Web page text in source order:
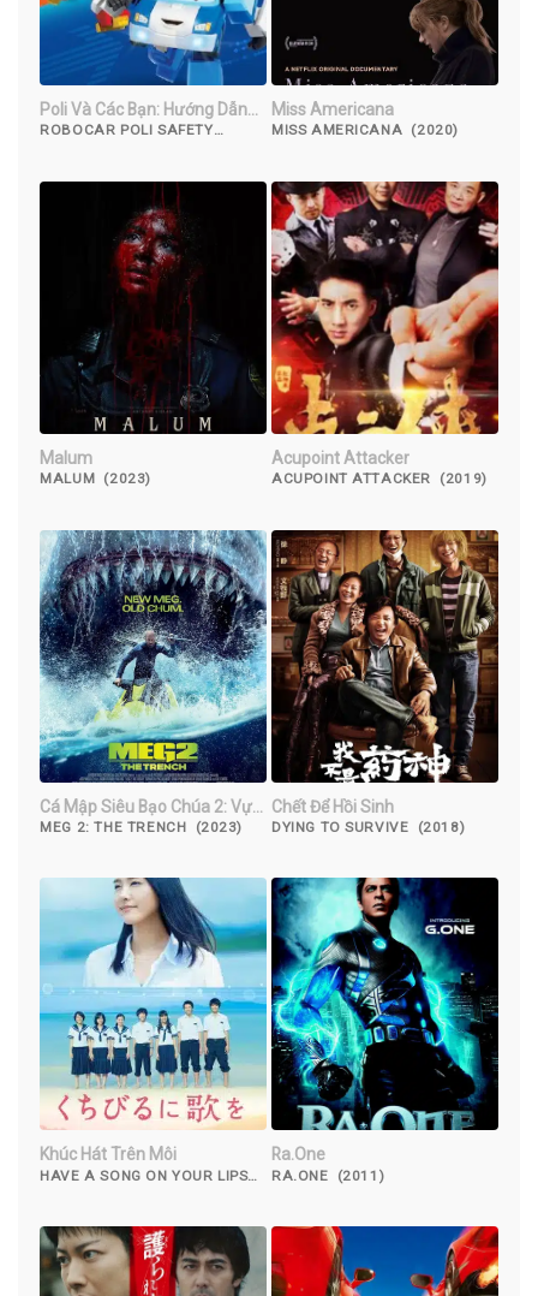
Poli Và Các Bạn: Hướng Dẫn
An Toàn
ROBOCAR POLI SAFETY
Miss Americana
MISS AMERICANA (2020)
Malum
MALUM (2023)
Acupoint Attacker
ACUPOINT ATTACKER (2019)
Cá Mập Siêu Bạo Chúa 2: Vực
Sâu
MEG 2: THE TRENCH (2023)
Chết Để Hồi Sinh
DYING TO SURVIVE (2018)
Khúc Hát Trên Môi
HAVE A SONG ON YOUR LIPS
Ra.One
RA.ONE (2011)